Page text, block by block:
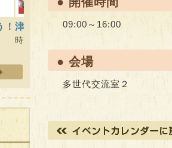
09:00～16:00
● 会場
多世代交流室２
ヒロロde学習